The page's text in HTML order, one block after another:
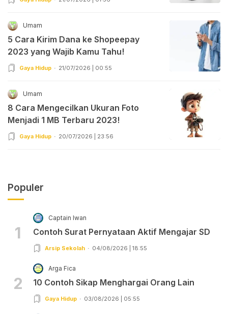
Umam
5 Cara Kirim Dana ke Shopeepay
2023 yang Wajib Kamu Tahu!
Gaya Hidup 21/07/2026 | 00:55
Umam
8 Cara Mengecilkan Ukuran Foto
Menjadi 1 MB Terbaru 2023!
Gaya Hidup 20/07/2026 | 23:56
Populer
1
Captain Iwan
Contoh Surat Pernyataan Aktif Mengajar SD
Arsip Sekolah 04/08/2026 | 18:55
2
Arga Fica
10 Contoh Sikap Menghargai Orang Lain
Gaya Hidup 03/08/2026 | 05:55